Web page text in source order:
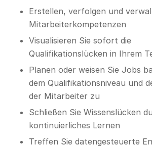
Erstellen, verfolgen und
Mitarbeiterkompetenzen
Visualisieren Sie sofort die
Qualifikationslücken in Ihrem
Planen oder weisen Sie Jobs
dem Qualifikationsniveau und
der Mitarbeiter zu
Schließen Sie Wissenslücken
kontinuierliches Lernen
Treffen Sie datengesteuerte